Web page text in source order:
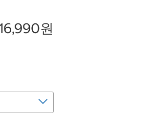
16,990원